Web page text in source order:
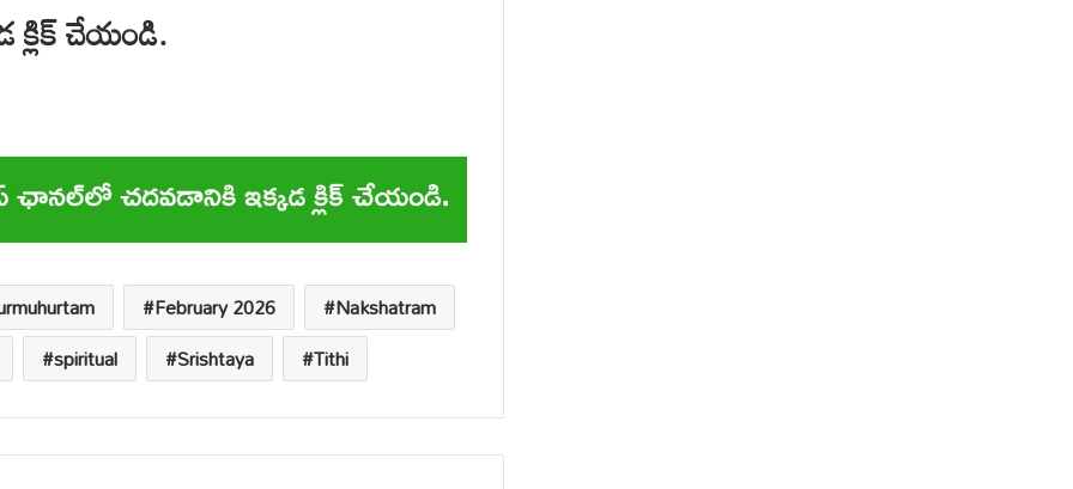
క్లిక్ చేయండి.
February 2026
Nakshatram
spiritual Srishtaya Tithi